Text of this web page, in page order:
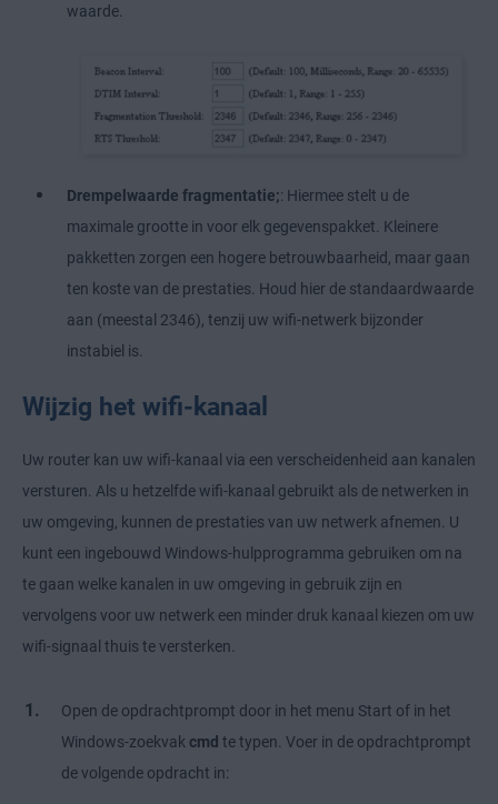
waarde.
Drempelwaarde fragmentatie;: Hiermee stelt u de
maximale grootte in voor elk gegevenspakket. Kleinere
pakketten zorgen een hogere betrouwbaarheid, maar gaan
ten koste van de prestaties. Houd hier de standaardwaarde
aan (meestal 2346), tenzij uw wifi-netwerk bijzonder
instabiel is.
Wijzig het wifi-kanaal
Uw router kan uw wifi-kanaal via een verscheidenheid aan kanalen
versturen. Als u hetzelfde wifi-kanaal gebruikt als de netwerken in
uw omgeving, kunnen de prestaties van uw netwerk afnemen. U
kunt een ingebouwd Windows-hulpprogramma gebruiken om na
te gaan welke kanalen in uw omgeving in gebruik zijn en
vervolgens voor uw netwerk een minder druk kanaal kiezen om uw
wifi-signaal thuis te versterken.
Open de opdrachtprompt door in het menu Start of in het
Windows-zoekvak cmd te typen. Voer in de opdrachtprompt
de volgende opdracht in: